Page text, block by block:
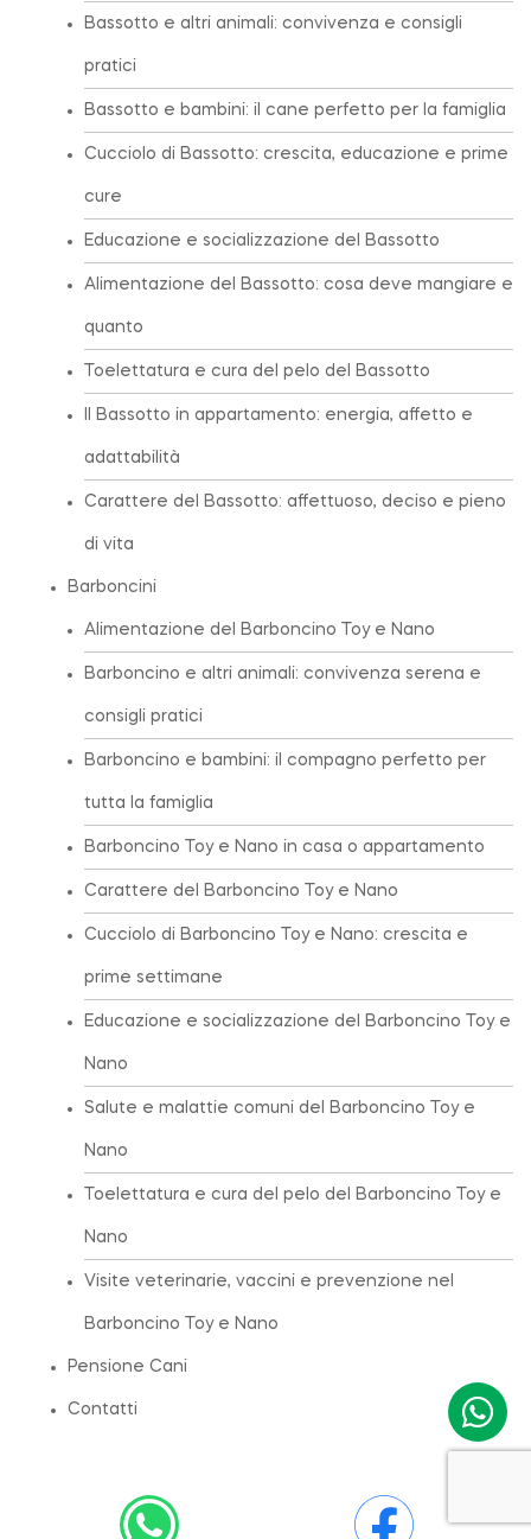
Bassotto e altri animali: convivenza e consigli
pratici
Bassotto e bambini: il cane perfetto per la famiglia
Cucciolo di Bassotto: crescita, educazione e prime
cure
Educazione e socializzazione del Bassotto
Alimentazione del Bassotto: cosa deve mangiare e
quanto
Toelettatura e cura del pelo del Bassotto
Il Bassotto in appartamento: energia, affetto e
adattabilità
Carattere del Bassotto: affettuoso, deciso e pieno
di vita
Barboncini
Alimentazione del Barboncino Toy e Nano
Barboncino e altri animali: convivenza serena e
consigli pratici
Barboncino e bambini: il compagno perfetto per
tutta la famiglia
Barboncino Toy e Nano in casa o appartamento
Carattere del Barboncino Toy e Nano
Cucciolo di Barboncino Toy e Nano: crescita e
prime settimane
Educazione e socializzazione del Barboncino Toy e
Nano
Salute e malattie comuni del Barboncino Toy e
Nano
Toelettatura e cura del pelo del Barboncino Toy e
Nano
Visite veterinarie, vaccini e prevenzione nel
Barboncino Toy e Nano
Pensione Cani
Contatti